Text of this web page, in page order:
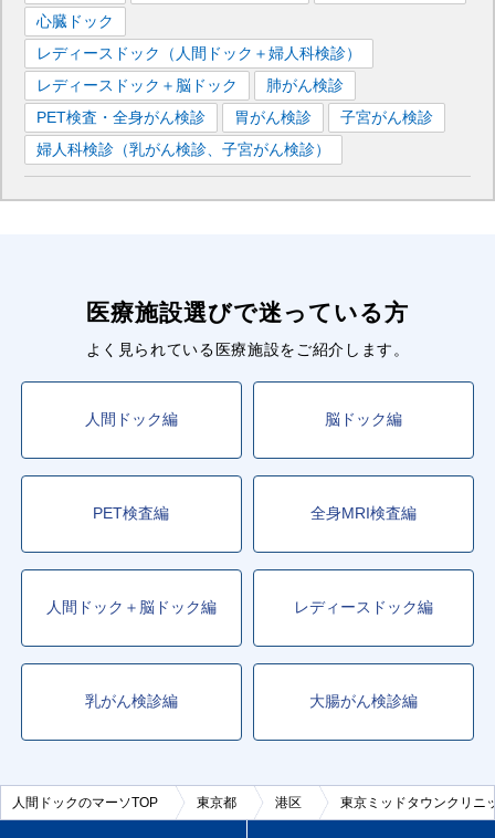
心臓ドック
レディースドック（人間ドック＋婦人科検診）
レディースドック＋脳ドック
肺がん検診
PET検査・全身がん検診
胃がん検診
子宮がん検診
婦人科検診（乳がん検診、子宮がん検診）
医療施設選びで迷っている方
よく見られている医療施設をご紹介します。
人間ドック編 脳ドック編
PET検査編 全身MRI検査編
人間ドック＋脳ドック編 レディースドック編
乳がん検診編 大腸がん検診編
人間ドックのマーソTOP 東京都 港区 東京ミッドタウンクリニ